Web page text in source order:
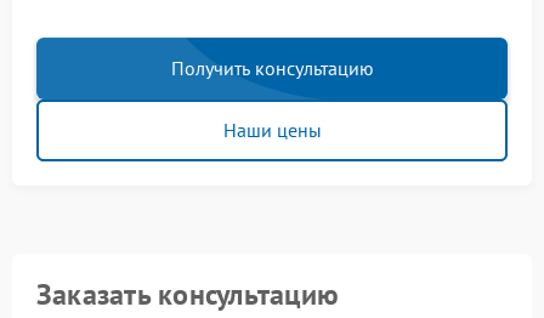
Получить консультацию
Наши цены
Заказать консультацию